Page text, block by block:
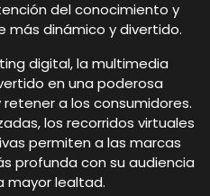
del conocimiento y
más dinámico y divertido.
digital, la multimedia
en una poderosa
a los consumidores.
los recorridos virtuales
permiten a las marcas
profunda con su audiencia
mayor lealtad.